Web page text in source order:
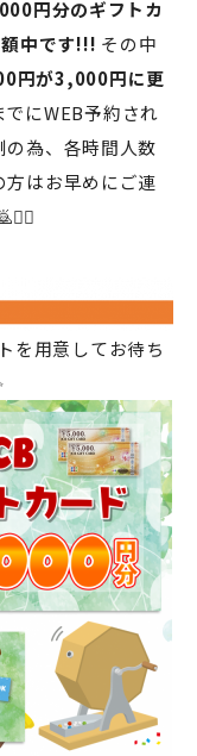
円分のギフトカ
中です!!! その中
円が3,000円に更
にWEB予約され
の為、各時間人数
はお早めにご連
を用意してお待ち